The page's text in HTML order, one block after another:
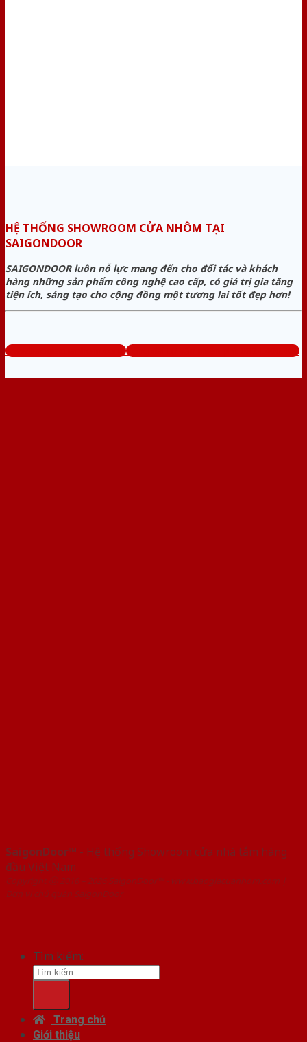
HỆ THỐNG SHOWROOM CỬA NHÔM TẠI
SAIGONDOOR
SAIGONDOOR luôn nỗ lực mang đến cho đối tác và khách
hàng những sản phẩm công nghệ cao cấp, có giá trị gia tăng
tiện ích, sáng tạo cho cộng đồng một tương lai tốt đẹp hơn!
www.baogiacuanhom.com Tổng đài tư vấn miễn phí: 0824.400.400
SaigonDoor™ - Hệ thống Showroom cửa nhà tắm hàng
đầu Việt Nam
Copyright ⓒ 2016 – 2026 SaigonDoor™ - www.baogiacuanhom.com |
Đơn vị chủ quản SaigonDoor
Tìm kiếm:
Trang chủ
Giới thiệu